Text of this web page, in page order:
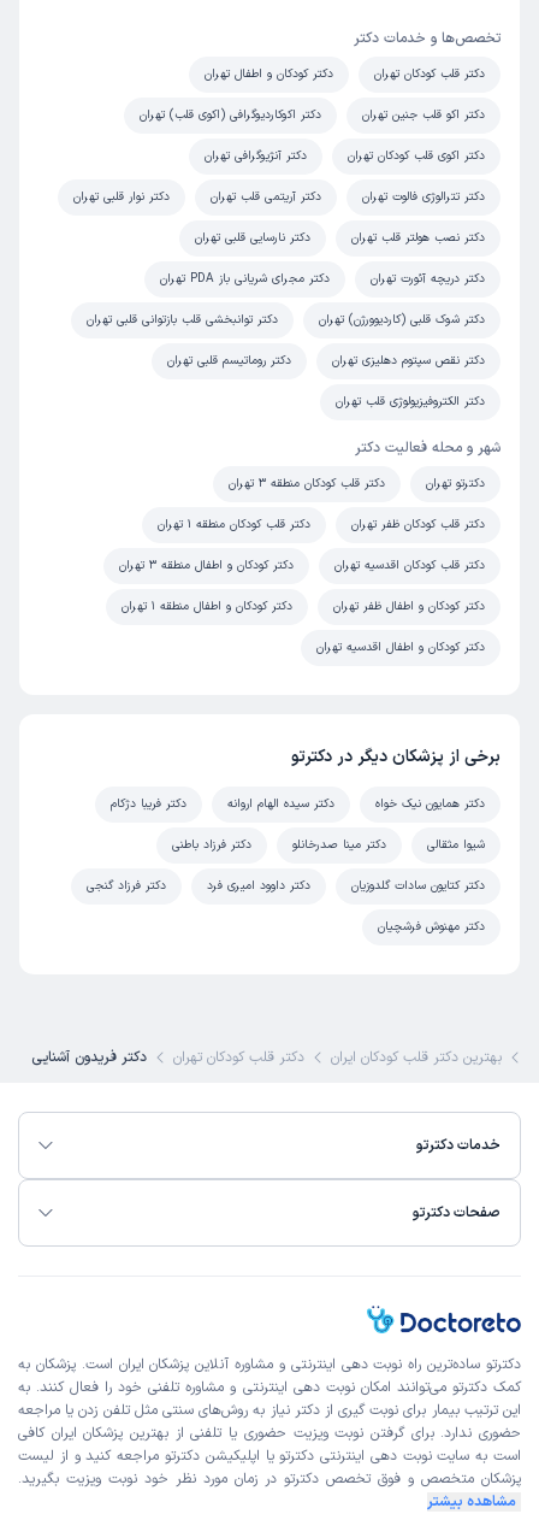
امیرحسین
این پزشک را پیشنهاد میکنم
زمان انتظار:بیش از 90 دقیقه
زیادمعطلی داره برای نوزادسخته
تخصص‌ها و خدمات دکتر
دکتر قلب کودکان تهران دکتر کودکان و اطفال تهران
دکتر اکو قلب جنین تهران دکتر اکوکاردیوگرافی (اکوی قلب) تهران
دکتر اکوی قلب کودکان تهران دکتر آنژیوگرافی تهران
دکتر تترالوژی فالوت تهران دکتر آریتمی قلب تهران دکتر نوار قلبی تهران
دکتر نصب هولتر قلب تهران دکتر نارسایی‌ قلبی تهران
دکتر دریچه آئورت تهران دکتر مجرای شریانی باز PDA تهران
دکتر شوک قلبی (کاردیوورژن) تهران دکتر توانبخشی قلب بازتوانی قلبی تهران
دکتر نقص سپتوم دهلیزی تهران دکتر روماتیسم قلبی تهران
دکتر الکتروفیزیولوژی قلب تهران
شهر و محله فعالیت دکتر
دکترتو تهران دکتر قلب کودکان منطقه 3 تهران
دکتر قلب کودکان ظفر تهران دکتر قلب کودکان منطقه 1 تهران
دکتر قلب کودکان اقدسیه تهران دکتر کودکان و اطفال منطقه 3 تهران
دکتر کودکان و اطفال ظفر تهران دکتر کودکان و اطفال منطقه 1 تهران
دکتر کودکان و اطفال اقدسیه تهران
برخی از پزشکان دیگر در دکترتو
دکتر همایون نیک خواه دکتر سیده الهام اروانه دکتر فریبا دژکام
شیوا مثقالی دکتر مینا صدرخانلو دکتر فرزاد باطنی
دکتر کتایون سادات گلدوزیان دکتر داوود امیری فرد دکتر فرزاد گنجی
دکتر مهنوش فرشچیان
بهترین دکتر قلب کودکان ایران دکتر قلب کودکان تهران دکتر فریدون آشنایی
خدمات دکترتو
صفحات دکترتو
دکترتو ساده‌ترین راه نوبت‌ دهی اینترنتی و مشاوره آنلاین پزشکان ایران است. پزشکان به
کمک دکترتو می‌توانند امکان نوبت دهی اینترنتی و مشاوره تلفنی خود را فعال کنند. به
این ترتیب بیمار برای نوبت گیری از دکتر نیاز به روش‌های سنتی مثل تلفن زدن یا مراجعه
حضوری ندارد. برای گرفتن نوبت ویزیت حضوری یا تلفنی از بهترین پزشکان ایران کافی
است به سایت نوبت دهی اینترنتی دکترتو یا اپلیکیشن دکترتو مراجعه کنید و از لیست
پزشکان متخصص و فوق تخصص دکترتو در زمان مورد نظر خود نوبت ویزیت بگیرید.
مشاهده بیشتر